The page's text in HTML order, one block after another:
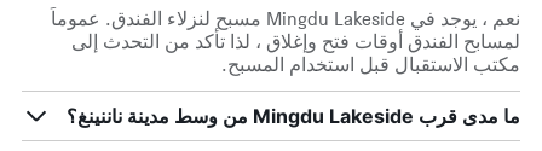
نعم ، يوجد في Mingdu Lakeside مسبح لنزلاء الفندق. عموماً
لمسابح الفندق أوقات فتح وإغلاق ، لذا تأكد من التحدث إلى
مكتب الاستقبال قبل استخدام المسبح.
ما مدى قرب Mingdu Lakeside من وسط مدينة ناننينغ؟